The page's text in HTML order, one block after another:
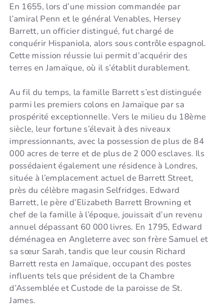
En 1655, lors d’une mission commandée par
l’amiral Penn et le général Venables, Hersey
Barrett, un officier distingué, fut chargé de
conquérir Hispaniola, alors sous contrôle espagnol.
Cette mission réussie lui permit d’acquérir des
terres en Jamaïque, où il s’établit durablement.
Au fil du temps, la famille Barrett s’est distinguée
parmi les premiers colons en Jamaïque par sa
prospérité exceptionnelle. Vers le milieu du 18ème
siècle, leur fortune s’élevait à des niveaux
impressionnants, avec la possession de plus de 84
000 acres de terre et de plus de 2 000 esclaves. Ils
possédaient également une résidence à Londres,
située à l’emplacement actuel de Barrett Street,
près du célèbre magasin Selfridges. Edward
Barrett, le père d’Elizabeth Barrett Browning et
chef de la famille à l’époque, jouissait d’un revenu
annuel dépassant 60 000 livres. En 1795, Edward
déménagea en Angleterre avec son frère Samuel et
sa sœur Sarah, tandis que leur cousin Richard
Barrett resta en Jamaïque, occupant des postes
influents tels que président de la Chambre
d’Assemblée et Custode de la paroisse de St.
James.